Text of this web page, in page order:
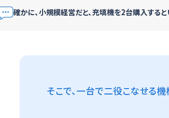
確かに、小規模経営だと、充填機を2台購入する
そこで、一台で二役こなせる